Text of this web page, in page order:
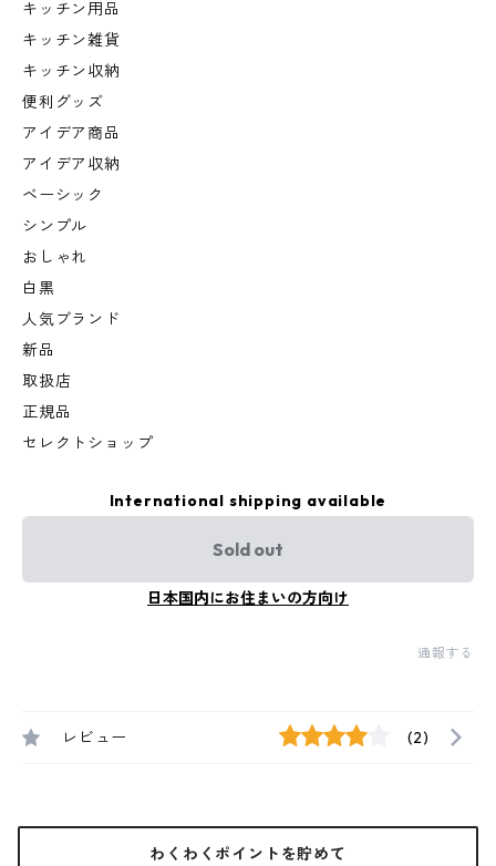
キッチン用品
キッチン雑貨
キッチン収納
便利グッズ
アイデア商品
アイデア収納
ベーシック
シンプル
おしゃれ
白黒
人気ブランド
新品
取扱店
正規品
セレクトショップ
International shipping available
Sold out
日本国内にお住まいの方向け
通報する
レビュー (2)
わくわくポイントを貯めて